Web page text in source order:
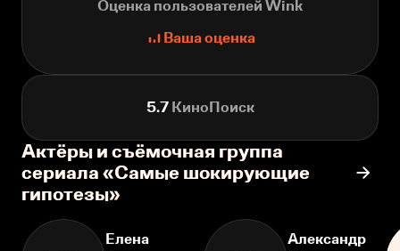
Оценка пользователей Wink
Ваша оценка
5.7КиноПоиск
Актёры и съёмочная группа
сериала «Самые шокирующие
гипотезы»
Елена
Александр